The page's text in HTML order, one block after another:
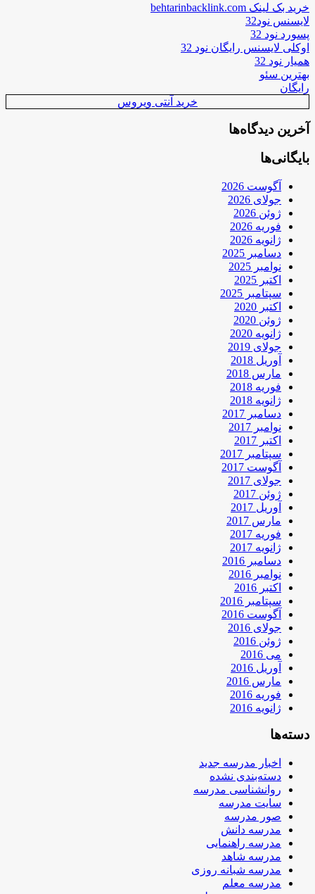
خرید بک لینک behtarinbacklink.com
لایسنس نود32
پسورد نود 32
اوکلی لایسنس رایگان نود 32
همیار نود 32
بهترین سئو
رایگان
خرید آنتی ویروس
آخرین دیدگاه‌ها
بایگانی‌ها
آگوست 2026
جولای 2026
ژوئن 2026
فوریه 2026
ژانویه 2026
دسامبر 2025
نوامبر 2025
اکتبر 2025
سپتامبر 2025
اکتبر 2020
ژوئن 2020
ژانویه 2020
جولای 2019
آوریل 2018
مارس 2018
فوریه 2018
ژانویه 2018
دسامبر 2017
نوامبر 2017
اکتبر 2017
سپتامبر 2017
آگوست 2017
جولای 2017
ژوئن 2017
آوریل 2017
مارس 2017
فوریه 2017
ژانویه 2017
دسامبر 2016
نوامبر 2016
اکتبر 2016
سپتامبر 2016
آگوست 2016
جولای 2016
ژوئن 2016
می 2016
آوریل 2016
مارس 2016
فوریه 2016
ژانویه 2016
دسته‌ها
اخبار مدرسه جدید
دسته‌بندی نشده
روانشناسی مدرسه
سایت مدرسه
صور مدرسه
مدرسه دانش
مدرسه راهنمایی
مدرسه شاهد
مدرسه شبانه روزی
مدرسه معلم